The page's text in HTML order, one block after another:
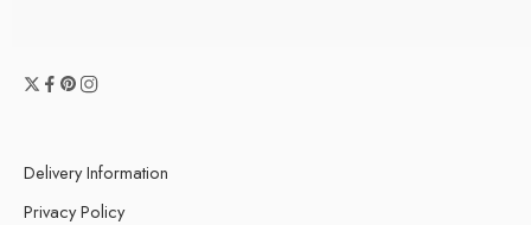
Delivery Information
Privacy Policy